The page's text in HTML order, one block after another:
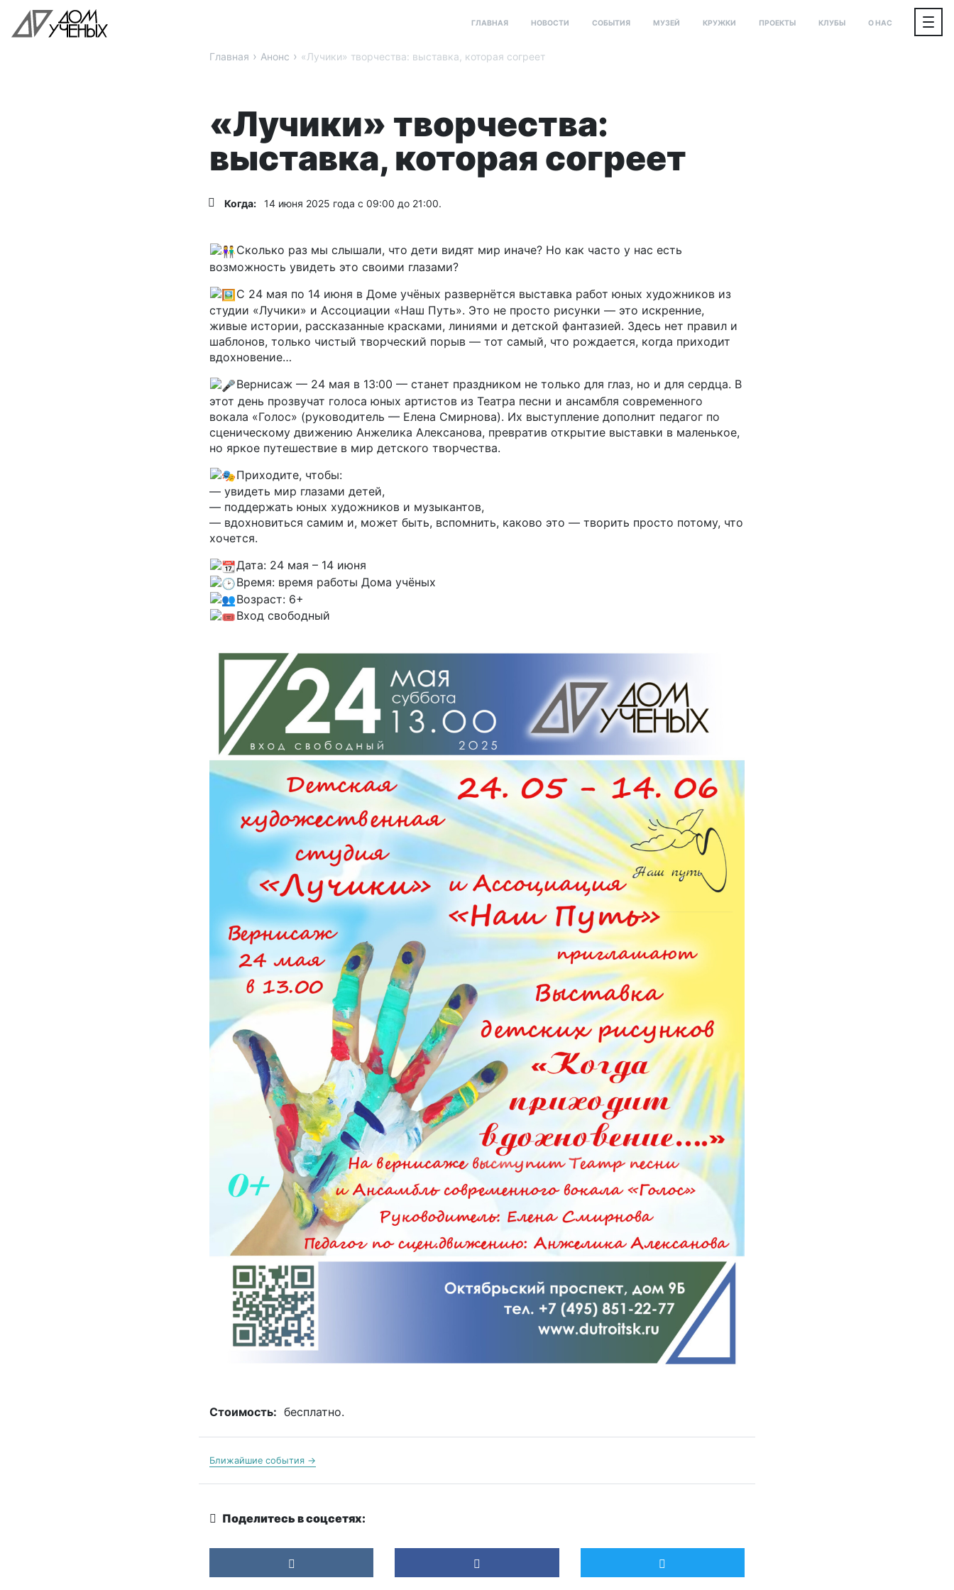
ГЛАВНАЯ НОВОСТИ СОБЫТИЯ МУЗЕЙ КРУЖКИ ПРОЕКТЫ КЛУБЫ О НАС
Главная › Анонс › «Лучики» творчества: выставка, которая согреет
«Лучики» творчества:
выставка, которая согреет
Когда: 14 июня 2025 года с 09:00 до 21:00.
Сколько раз мы слышали, что дети видят мир иначе? Но как часто у нас есть
возможность увидеть это своими глазами?
С 24 мая по 14 июня в Доме учёных развернётся выставка работ юных художников из
студии «Лучики» и Ассоциации «Наш Путь». Это не просто рисунки — это искренние,
живые истории, рассказанные красками, линиями и детской фантазией. Здесь нет правил и
шаблонов, только чистый творческий порыв — тот самый, что рождается, когда приходит
вдохновение…
Вернисаж — 24 мая в 13:00 — станет праздником не только для глаз, но и для сердца. В
этот день прозвучат голоса юных артистов из Театра песни и ансамбля современного
вокала «Голос» (руководитель — Елена Смирнова). Их выступление дополнит педагог по
сценическому движению Анжелика Алексанова, превратив открытие выставки в маленькое,
но яркое путешествие в мир детского творчества.
Приходите, чтобы:
— увидеть мир глазами детей,
— поддержать юных художников и музыкантов,
— вдохновиться самим и, может быть, вспомнить, каково это — творить просто потому, что
хочется.
Дата: 24 мая – 14 июня
Время: время работы Дома учёных
Возраст: 6+
Вход свободный
Стоимость: бесплатно.
Ближайшие события →
Поделитесь в соцсетях: